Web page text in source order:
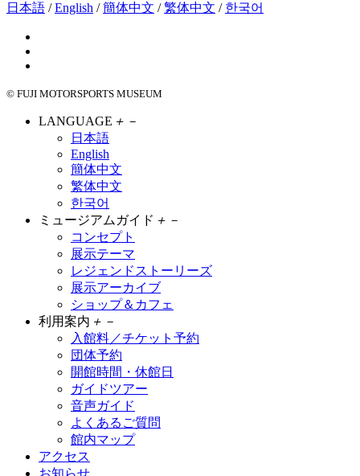
日本語 /English /簡体中文 /繁体中文 / 한국어
© FUJI MOTORSPORTS MUSEUM
LANGUAGE ＋ －
日本語
English
簡体中文
繁体中文
한국어
ミュージアムガイド ＋ －
コンセプト
展示テーマ
レジェンドストーリーズ
展示アーカイブ
ショップ＆カフェ
利用案内 ＋ －
入館料／チケット予約
団体予約
開館時間・休館日
ガイドツアー
音声ガイド
よくあるご質問
館内マップ
アクセス